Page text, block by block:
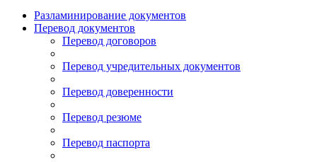
Разламинирование документов
Перевод документов
Перевод договоров
Перевод учредительных документов
Перевод доверенности
Перевод резюме
Перевод паспорта